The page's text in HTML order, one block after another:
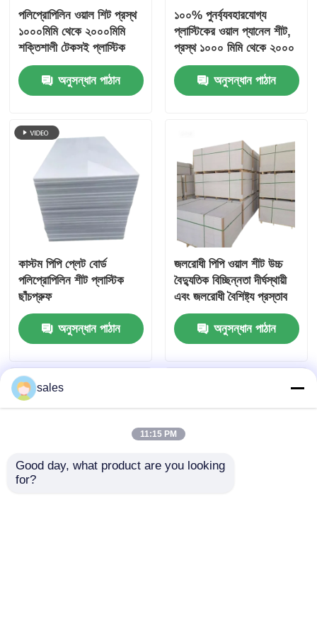
পলিপ্রোপিলিন ওয়াল শিট প্রস্থ
১০০০মিমি থেকে ২০০০মিমি
শক্তিশালী টেকসই প্লাস্টিক
প্যানেল প্রতিরক্ষামূলক দেয়াল
এবং পার্টিশনের জন্য ডিজাইন
করা হয়েছে
অনুসন্ধান পাঠান
১০০% পুনর্ব্যবহারযোগ্য
প্লাস্টিকের ওয়াল প্যানেল শীট,
প্রস্থ ১০০০ মিমি থেকে ২০০০
মিমি, টেকসই, জলরোধী এবং
সহজে ইনস্টলযোগ্য ওয়াল
সারফেস সুরক্ষা প্যানেল
অনুসন্ধান পাঠান
কাস্টম পিপি প্লেট বোর্ড
পলিপ্রোপিলিন শীট প্লাস্টিক
ছাঁচপ্রুফ
অনুসন্ধান পাঠান
জলরোধী পিপি ওয়াল শীট উচ্চ
বৈদ্যুতিক বিচ্ছিন্নতা দীর্ঘস্থায়ী
এবং জলরোধী বৈশিষ্ট্য প্রস্তাব
পার্টিশন দেয়াল জন্য আদর্শ
অনুসন্ধান পাঠান
sales
11:15 PM
Good day, what product are you looking
for?